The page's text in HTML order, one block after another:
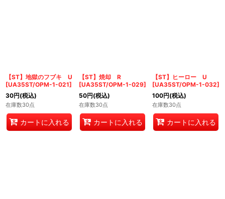
【ST】地獄のフブキ U
[UA35ST/OPM-1-021]
30円(税込)
在庫数30点
カートに入れる
【ST】焼却 R
[UA35ST/OPM-1-029]
50円(税込)
在庫数30点
カートに入れる
【ST】ヒーロー U
[UA35ST/OPM-1-032]
100円(税込)
在庫数30点
カートに入れる